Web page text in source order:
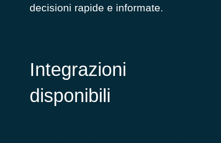
decisioni rapide e informate.
Integrazioni
disponibili